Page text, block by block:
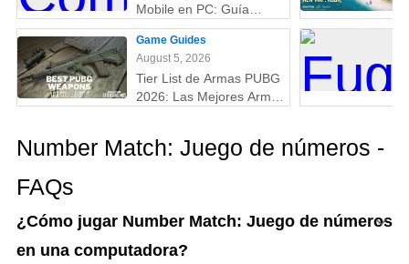
Mobile en PC: Guía
Completa (Fácil y
Rápido)
Game Guides
August 5, 2026
Tier List de Armas PUBG
2026: Las Mejores Armas
Number Match: Juego de números -
FAQs
¿Cómo jugar Number Match: Juego de números
en una computadora?